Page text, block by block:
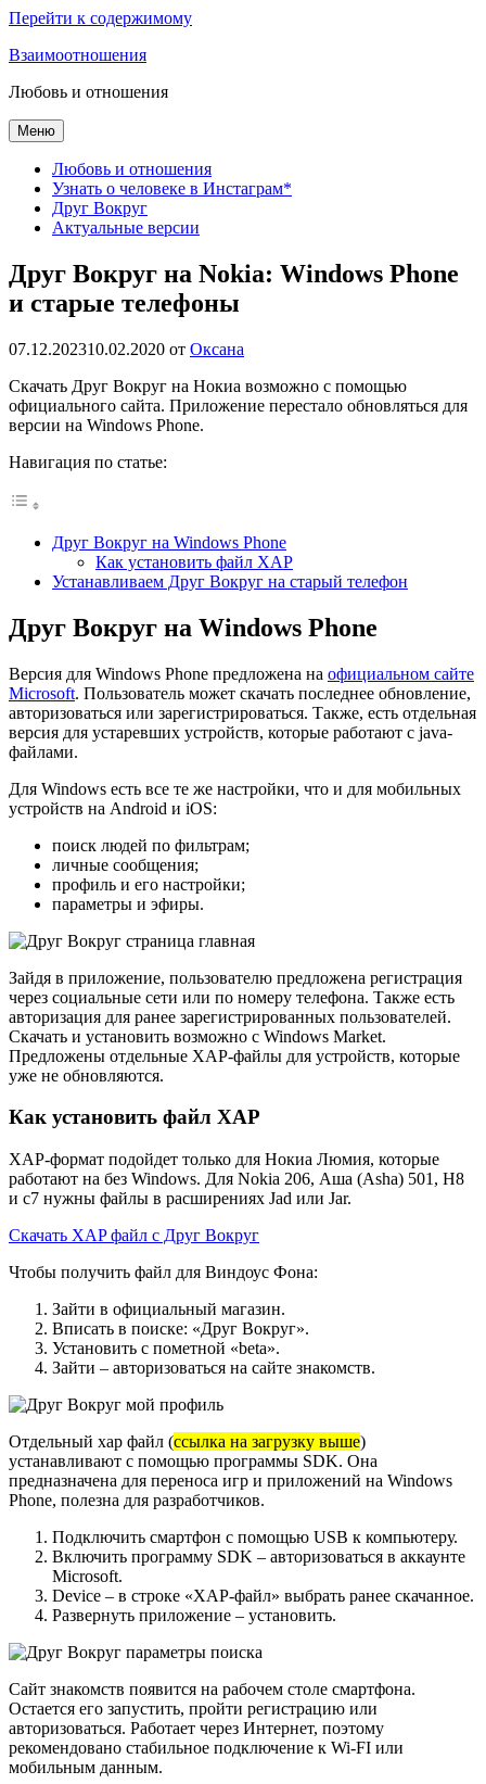
Перейти к содержимому
Взаимоотношения
Любовь и отношения
Меню
Любовь и отношения
Узнать о человеке в Инстаграм*
Друг Вокруг
Актуальные версии
Друг Вокруг на Nokia: Windows Phone
и старые телефоны
07.12.202310.02.2020 от Оксана
Скачать Друг Вокруг на Нокиа возможно с помощью
официального сайта. Приложение перестало обновляться для
версии на Windows Phone.
Навигация по статье:
Друг Вокруг на Windows Phone
Как установить файл XAP
Устанавливаем Друг Вокруг на старый телефон
Друг Вокруг на Windows Phone
Версия для Windows Phone предложена на официальном сайте
Microsoft. Пользователь может скачать последнее обновление,
авторизоваться или зарегистрироваться. Также, есть отдельная
версия для устаревших устройств, которые работают с java-
файлами.
Для Windows есть все те же настройки, что и для мобильных
устройств на Android и iOS:
поиск людей по фильтрам;
личные сообщения;
профиль и его настройки;
параметры и эфиры.
Зайдя в приложение, пользователю предложена регистрация
через социальные сети или по номеру телефона. Также есть
авторизация для ранее зарегистрированных пользователей.
Скачать и установить возможно с Windows Market.
Предложены отдельные XAP-файлы для устройств, которые
уже не обновляются.
Как установить файл XAP
XAP-формат подойдет только для Нокиа Люмия, которые
работают на без Windows. Для Nokia 206, Аша (Asha) 501, Н8
и с7 нужны файлы в расширениях Jad или Jar.
Скачать XAP файл с Друг Вокруг
Чтобы получить файл для Виндоус Фона:
Зайти в официальный магазин.
Вписать в поиске: «Друг Вокруг».
Установить с пометной «beta».
Зайти – авторизоваться на сайте знакомств.
Отдельный xap файл (ссылка на загрузку выше)
устанавливают с помощью программы SDK. Она
предназначена для переноса игр и приложений на Windows
Phone, полезна для разработчиков.
Подключить смартфон с помощью USB к компьютеру.
Включить программу SDK – авторизоваться в аккаунте
Microsoft.
Device – в строке «XAP-файл» выбрать ранее скачанное.
Развернуть приложение – установить.
Сайт знакомств появится на рабочем столе смартфона.
Остается его запустить, пройти регистрацию или
авторизоваться. Работает через Интернет, поэтому
рекомендовано стабильное подключение к Wi-FI или
мобильным данным.